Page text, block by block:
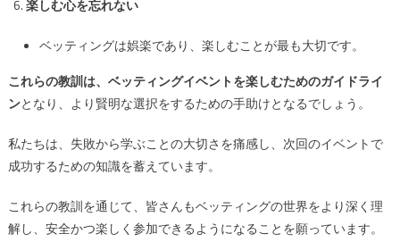
楽しむ心を忘れない
ベッティングは娯楽であり、楽しむことが最も大切です。
これらの教訓は、ベッティングイベントを楽しむためのガイドライ
ンとなり、より賢明な選択をするための手助けとなるでしょう。
私たちは、失敗から学ぶことの大切さを痛感し、次回のイベントで
成功するための知識を蓄えています。
これらの教訓を通じて、皆さんもベッティングの世界をより深く理
解し、安全かつ楽しく参加できるようになることを願っています。